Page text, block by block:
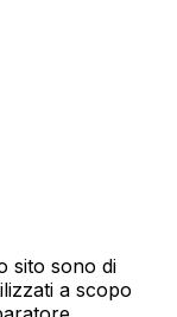
sito sono di
a scopo